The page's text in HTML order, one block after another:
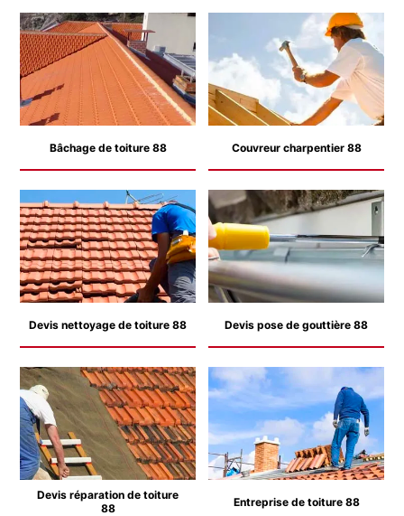
Bâchage de toiture 88 Couvreur charpentier 88
Devis nettoyage de toiture 88 Devis pose de gouttière 88
Devis réparation de toiture
88
Entreprise de toiture 88